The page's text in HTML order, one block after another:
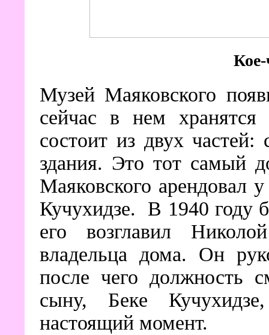
Кое-
Музей Маяковского
сейчас в нем
состоит из двух
здания. Это тот самый
Маяковского арендовал
Кучухидзе. В 1940 году
его возглавил
владельца дома. Он
после чего должность
сыну, Беке
настоящий момент.